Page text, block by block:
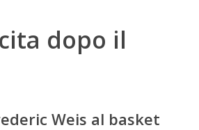
dopo il
Weis al basket